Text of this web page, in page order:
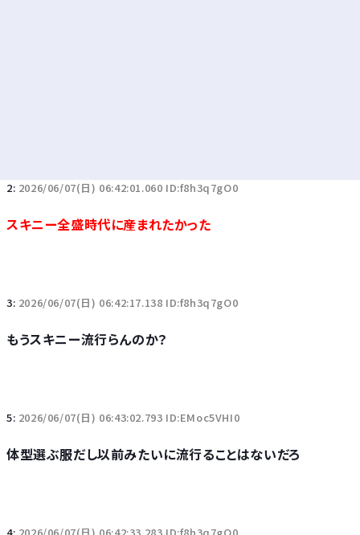
2: 2026/06/07(日) 06:42:01.060 ID:f8h3q7gO0
スキニー全盛時代に産まれたかった
3: 2026/06/07(日) 06:42:17.138 ID:f8h3q7gO0
もうスキニー流行らんのか？
5: 2026/06/07(日) 06:43:02.793 ID:EMoc5VHI0
体型選ぶ服だし以前みたいに流行ることはないだろ